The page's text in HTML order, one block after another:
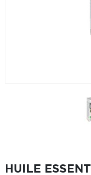
HUILE